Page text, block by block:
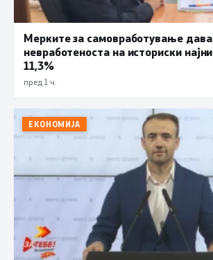
Мерките за самовработување
невработеноста на историски
11,3%
пред 1 ч.
ЕКОНОМИЈА